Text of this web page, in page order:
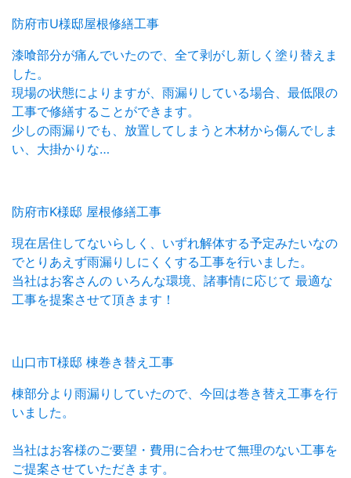
防府市U様邸屋根修繕工事
漆喰部分が痛んでいたので、全て剥がし新しく塗り替えま
した。
現場の状態によりますが、雨漏りしている場合、最低限の
工事で修繕することができます。
少しの雨漏りでも、放置してしまうと木材から傷んでしま
い、大掛かりな…
防府市K様邸 屋根修繕工事
現在居住してないらしく、いずれ解体する予定みたいなの
でとりあえず雨漏りしにくくする工事を行いました。
当社はお客さんの いろんな環境、諸事情に応じて 最適な
工事を提案させて頂きます！
山口市T様邸 棟巻き替え工事
棟部分より雨漏りしていたので、今回は巻き替え工事を行
いました。
当社はお客様のご要望・費用に合わせて無理のない工事を
ご提案させていただきます。